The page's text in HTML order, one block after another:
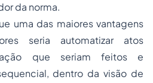
da norma.
uma das maiores vantagens
seria automatizar atos
que seriam feitos e
dentro da visão de